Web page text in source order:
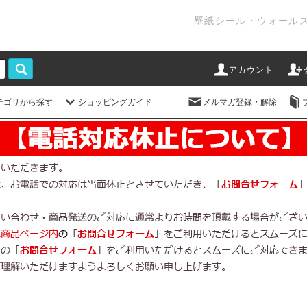
壁紙シール・ウォール
アカウント
ゴリから探す ショッピングガイド メルマガ登録・解除